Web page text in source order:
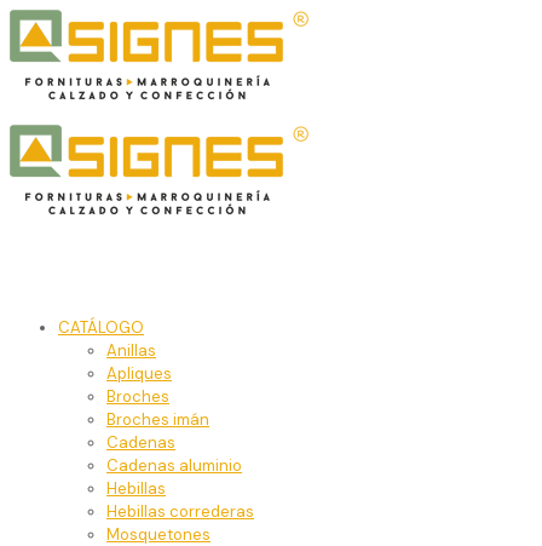
CATÁLOGO
Anillas
Apliques
Broches
Broches imán
Cadenas
Cadenas aluminio
Hebillas
Hebillas correderas
Mosquetones